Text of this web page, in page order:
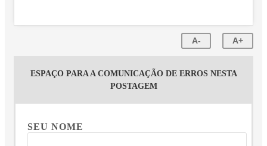
A- A+
ESPAÇO PARA A COMUNICAÇÃO DE ERROS NESTA
POSTAGEM
SEU NOME